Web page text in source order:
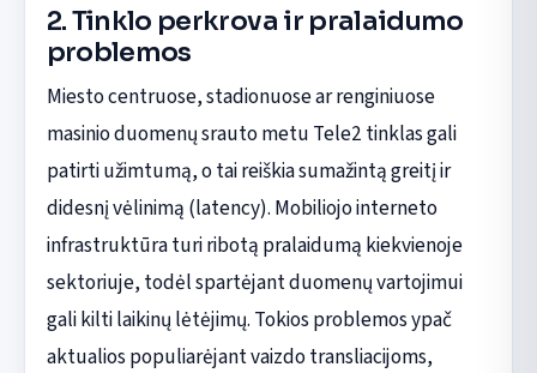
2. Tinklo perkrova ir pralaidumo
problemos
Miesto centruose, stadionuose ar renginiuose
masinio duomenų srauto metu Tele2 tinklas gali
patirti užimtumą, o tai reiškia sumažintą greitį ir
didesnį vėlinimą (latency). Mobiliojo interneto
infrastruktūra turi ribotą pralaidumą kiekvienoje
sektoriuje, todėl spartėjant duomenų vartojimui
gali kilti laikinų lėtėjimų. Tokios problemos ypač
aktualios populiarėjant vaizdo transliacijoms,